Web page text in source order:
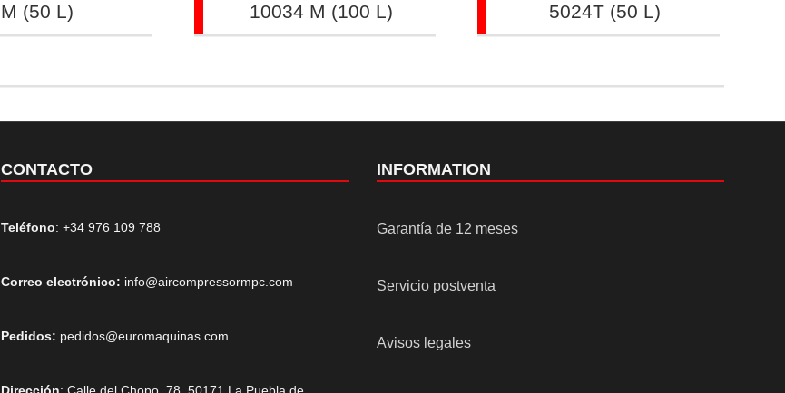
M (50 L)
10034 M (100 L)
5024T (50 L)
CONTACTO
Teléfono: +34 976 109 788
Correo electrónico: info@aircompressormpc.com
Pedidos: pedidos@euromaquinas.com
INFORMATION
Garantía de 12 meses
Servicio postventa
Avisos legales